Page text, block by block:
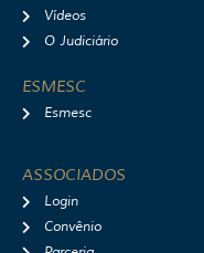
Vídeos
O Judiciário
ESMESC
Esmesc
ASSOCIADOS
Login
Convênio